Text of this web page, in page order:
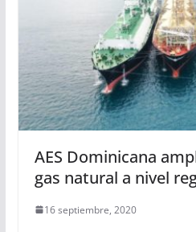
AES Dominicana
gas natural a nivel
16 septiembre, 2020